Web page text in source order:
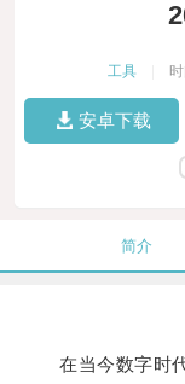
工具
安卓下载
简介
在当今数字时代